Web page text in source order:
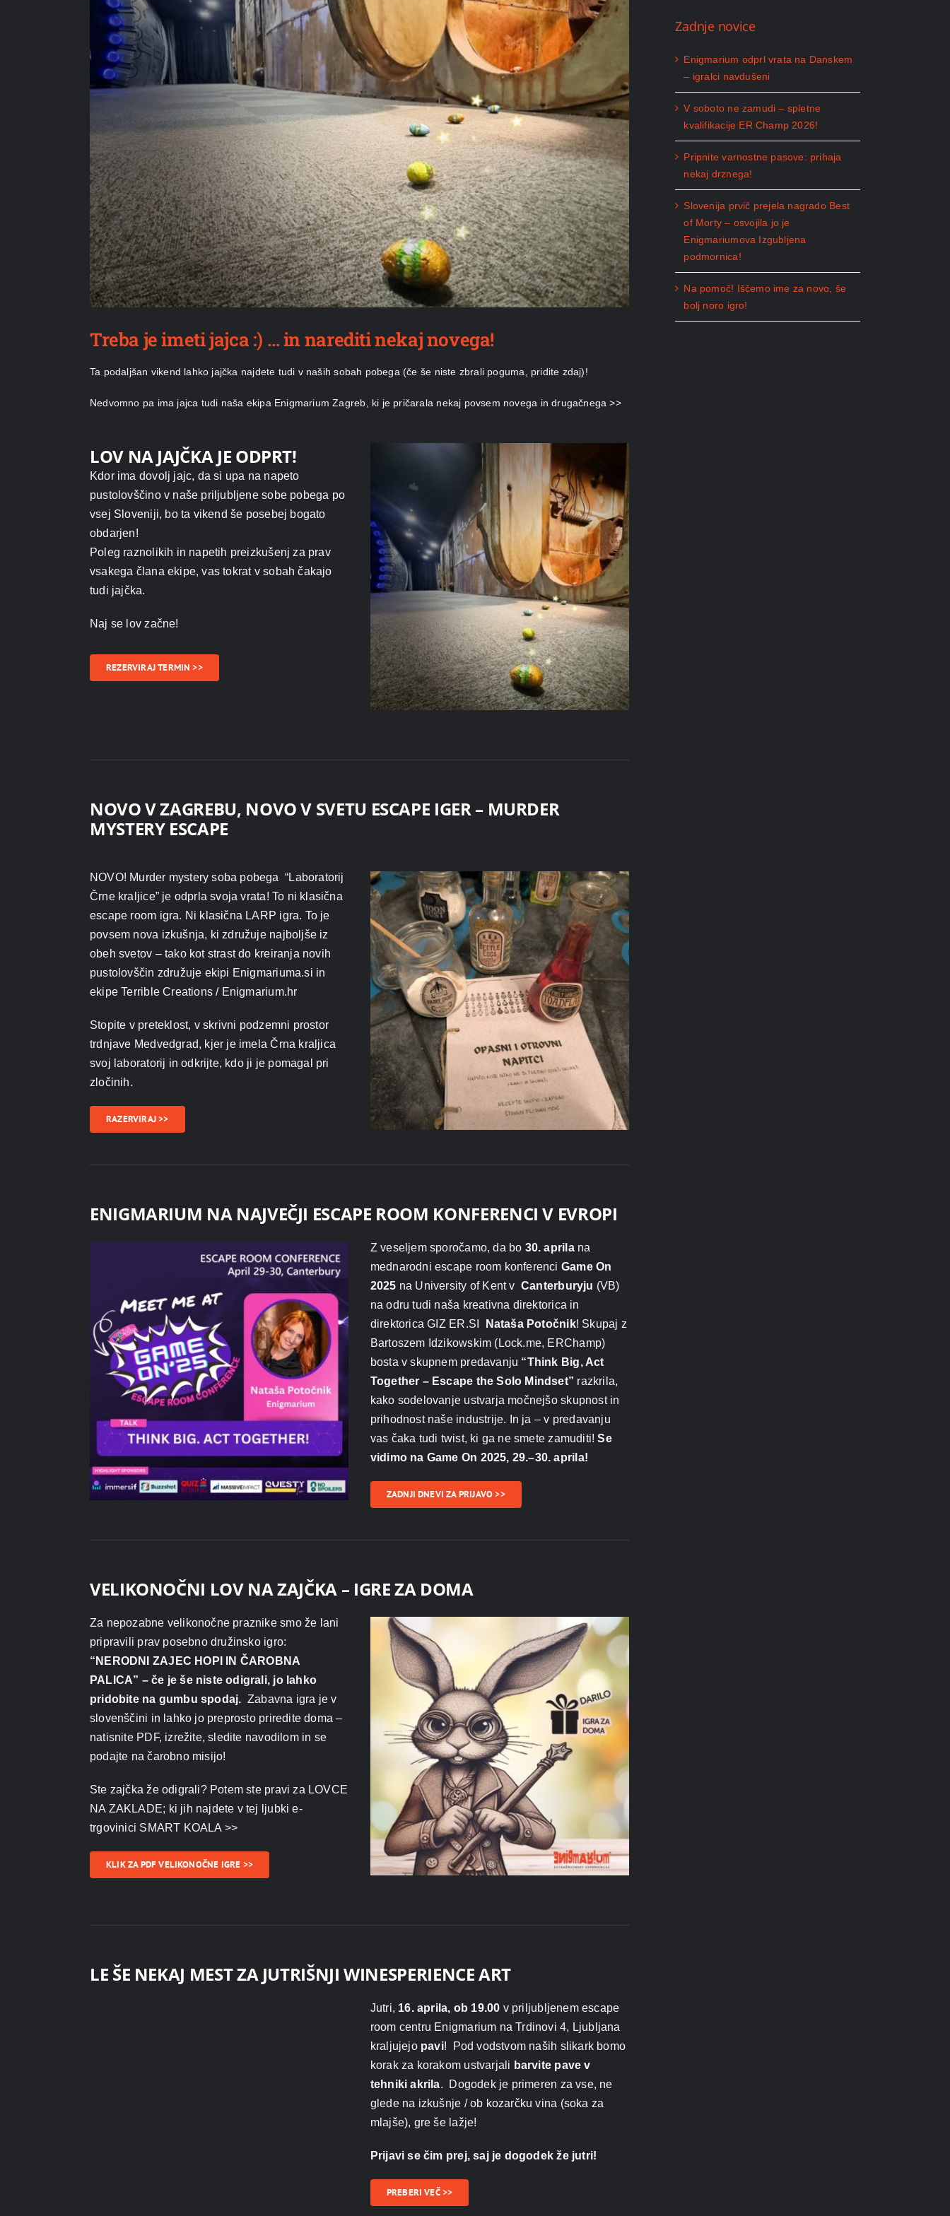
Treba je imeti jajca :) … in narediti nekaj novega!
Ta podaljšan vikend lahko jajčka najdete tudi v naših sobah pobega (če še niste zbrali poguma, pridite zdaj)!
Nedvomno pa ima jajca tudi naša ekipa Enigmarium Zagreb, ki je pričarala nekaj povsem novega in drugačnega >>
LOV NA JAJČKA JE ODPRT!
Kdor ima dovolj jajc, da si upa na napeto
pustolovščino v naše priljubljene sobe pobega po
vsej Sloveniji, bo ta vikend še posebej bogato
obdarjen!
Poleg raznolikih in napetih preizkušenj za prav
vsakega člana ekipe, vas tokrat v sobah čakajo
tudi jajčka.
Naj se lov začne!
REZERVIRAJ TERMIN >>
NOVO V ZAGREBU, NOVO V SVETU ESCAPE IGER – MURDER
MYSTERY ESCAPE
NOVO! Murder mystery soba pobega “Laboratorij
Črne kraljice” je odprla svoja vrata! To ni klasična
escape room igra. Ni klasična LARP igra. To je
povsem nova izkušnja, ki združuje najboljše iz
obeh svetov – tako kot strast do kreiranja novih
pustolovščin združuje ekipi Enigmariuma.si in
ekipe Terrible Creations / Enigmarium.hr
Stopite v preteklost, v skrivni podzemni prostor
trdnjave Medvedgrad, kjer je imela Črna kraljica
svoj laboratorij in odkrijte, kdo ji je pomagal pri
zločinih.
RAZERVIRAJ >>
ENIGMARIUM NA NAJVEČJI ESCAPE ROOM KONFERENCI V EVROPI
Z veseljem sporočamo, da bo 30. aprilana
mednarodni escape room konferenci Game On
2025 na University of Kent vCanterburyju (VB)
na odru tudi naša kreativna direktorica in
direktorica GIZ ER.SI
Nataša Potočnik! Skupaj z
Bartoszem Idzikowskim (Lock.me, ERChamp)
bosta v skupnem predavanju “Think Big, Act
Together – Escape the Solo Mindset” razkrila,
kako sodelovanje ustvarja močnejšo skupnost in
prihodnost naše industrije. In ja – v predavanju
vas čaka tudi twist, ki ga ne smete zamuditi!Se
vidimo na Game On 2025, 29.–30. aprila!
ZADNJI DNEVI ZA PRIJAVO >>
VELIKONOČNI LOV NA ZAJČKA – IGRE ZA DOMA
Za nepozabne velikonočne praznike smo že lani
pripravili prav posebno družinsko igro:
“NERODNI ZAJEC HOPI IN ČAROBNA
PALICA” – če je še niste odigrali, jo lahko
pridobite na gumbu spodaj. Zabavna igra je v
slovenščini in lahko jo preprosto priredite doma –
natisnite PDF, izrežite, sledite navodilom in se
podajte na čarobno misijo!
Ste zajčka že odigrali? Potem ste pravi za LOVCE
NA ZAKLADE; ki jih najdete v tej ljubki e-
trgovinici SMART KOALA >>
KLIK ZA PDF VELIKONOČNE IGRE >>
LE ŠE NEKAJ MEST ZA JUTRIŠNJI WINESPERIENCE ART
Jutri, 16. aprila, ob 19.00 v priljubljenem escape
room centru Enigmarium na Trdinovi 4, Ljubljana
kraljujejo pavi! Pod vodstvom naših slikark bomo
korak za korakom ustvarjali barvite pave v
tehniki akrila. Dogodek je primeren za vse, ne
glede na izkušnje / ob kozarčku vina (soka za
mlajše), gre še lažje!
Prijavi se čim prej, saj je dogodek že jutri!
PREBERI VEČ >>
Zadnje novice
Enigmarium odprl vrata na Danskem
– igralci navdušeni
V soboto ne zamudi – spletne
kvalifikacije ER Champ 2026!
Pripnite varnostne pasove: prihaja
nekaj drznega!
Slovenija prvič prejela nagrado Best
of Morty – osvojila jo je
Enigmariumova Izgubljena
podmornica!
Na pomoč! Iščemo ime za novo, še
bolj noro igro!